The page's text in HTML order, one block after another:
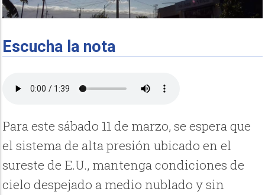
Escucha la nota
Para este sábado 11 de marzo, se espera que
el sistema de alta presión ubicado en el
sureste de E.U., mantenga condiciones de
cielo despejado a medio nublado y sin